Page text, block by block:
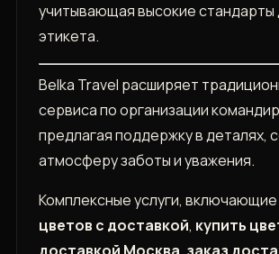
учитывающая высокие стандарты
этикета.
Belka Travel расширяет
сервиса по организации
предлагая поддержку в деталях,
атмосферу заботы и уважения.
Комплексные услуги, включающие
цветов с доставкой, купить